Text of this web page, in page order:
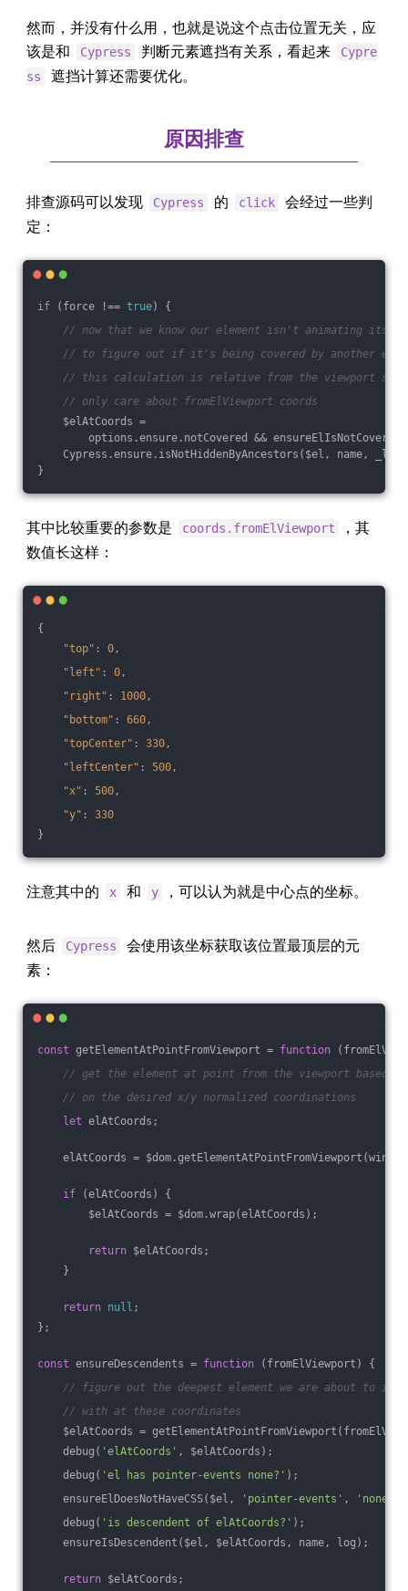
然而，并没有什么用，也就是说这个点击位置无关，应
该是和
Cypress 判断元素遮挡有关系，看起来
Cypre
ss
遮挡计算还需要优化。
原因排查
排查源码可以发现 Cypress 的 click
会经过一些判
定：
if (force !== true) {
// now that we know our element isn't animating its
// to figure out if it's being covered by another
// this calculation is relative from the viewport so
// only care about fromElViewport coords
$elAtCoords =
options.ensure.notCovered &&
Cypress.ensure.isNotHiddenByAncestors($el, name,
}
其中比较重要的参数是 coords.fromElViewport
，其
数值长这样：
{
"top" : 0 ,
"left" : 0 ,
"right" : 1000 ,
"bottom" : 660 ,
"topCenter" : 330 ,
"leftCenter" : 500 ,
"x" : 500 ,
"y" : 330
}
注意其中的 x 和 y ，可以认为就是中心点的坐标。
然后 Cypress
会使用该坐标获取该位置最顶层的元
素：
const getElementAtPointFromViewport = function (
// get the element at point from the viewport based
// on the desired x/y normalized coordinations
let elAtCoords;
elAtCoords =
if (elAtCoords) {
$elAtCoords = $dom.wrap(elAtCoords);
return $elAtCoords;
}
return null ;
};
const ensureDescendents = function ( fromElViewport ) {
// figure out the deepest element we are about to
// with at these coordinates
$elAtCoords =
debug( 'elAtCoords' , $elAtCoords);
debug( 'el has pointer-events none?' );
ensureElDoesNotHaveCSS($el,
'pointer-events' , 'none'
debug( 'is descendent of elAtCoords?' );
ensureIsDescendent($el, $elAtCoords, name, log);
return $elAtCoords;